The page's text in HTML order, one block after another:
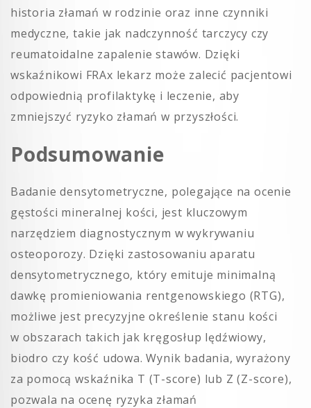
historia złamań w rodzinie oraz inne czynniki
medyczne, takie jak nadczynność tarczycy czy
reumatoidalne zapalenie stawów. Dzięki
wskaźnikowi FRAx lekarz może zalecić pacjentowi
odpowiednią profilaktykę i leczenie, aby
zmniejszyć ryzyko złamań w przyszłości.
Podsumowanie
Badanie densytometryczne, polegające na ocenie
gęstości mineralnej kości, jest kluczowym
narzędziem diagnostycznym w wykrywaniu
osteoporozy. Dzięki zastosowaniu aparatu
densytometrycznego, który emituje minimalną
dawkę promieniowania rentgenowskiego (RTG),
możliwe jest precyzyjne określenie stanu kości
w obszarach takich jak kręgosłup lędźwiowy,
biodro czy kość udowa. Wynik badania, wyrażony
za pomocą wskaźnika T (T-score) lub Z (Z-score),
pozwala na ocenę ryzyka złamań